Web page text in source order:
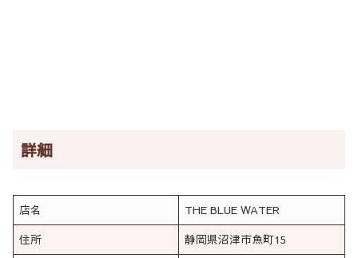
詳細
店名
THE BLUE WATER
住所
静岡県沼津市魚町15